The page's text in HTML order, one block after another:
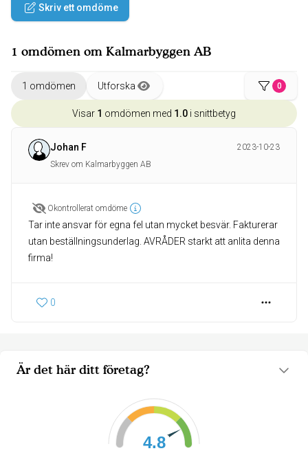
Är det här ditt företag?
4.8
Skriv ett omdöme
1 omdömen om Kalmarbyggen AB
1 omdömen Utforska 0
Visar 1 omdömen med 1.0 i snittbetyg
Johan F
2023-10-23
Skrev om Kalmarbyggen AB
Okontrollerat omdöme
Tar inte ansvar för egna fel utan mycket besvär. Fakturerar
utan beställningsunderlag. AVRÅDER starkt att anlita denna
firma!
0